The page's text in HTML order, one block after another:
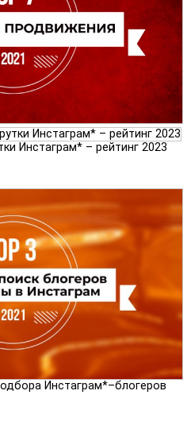
Инстаграм* – рейтинг 2023
Инстаграм*–блогеров